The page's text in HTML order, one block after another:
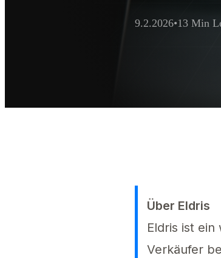
Ernennen Sie einen
9.2.2026•13 Min
Über Eldris
Eldris ist
Verkäufer